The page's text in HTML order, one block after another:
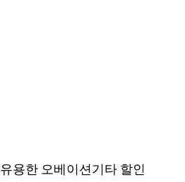
유용한 오베이션기타 할인